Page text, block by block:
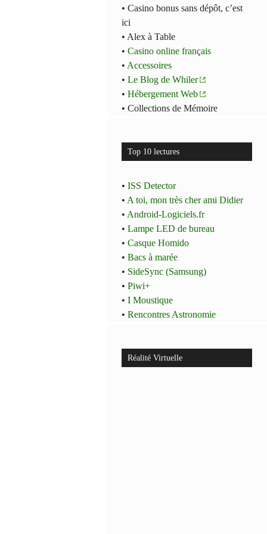
• Casino bonus sans dépôt, c’est
ici
• Alex à Table
•Casino online français
• Accessoires
•Le Blog de Whiler
•Hébergement Web
• Collections de Mémoire
Top 10 lectures
•ISS Detector
• A toi, mon très cher ami Didier
• Android-Logiciels.fr
•Lampe LED de bureau
•Casque Homido
•Bacs à marée
• SideSync (Samsung)
•Piwi+
•I Moustique
•Rencontres Astronomie
Réalité Virtuelle